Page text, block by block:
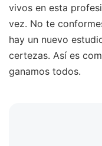
vivos en esta
vez. No te
hay un nuevo
certezas. Así es
ganamos todos.